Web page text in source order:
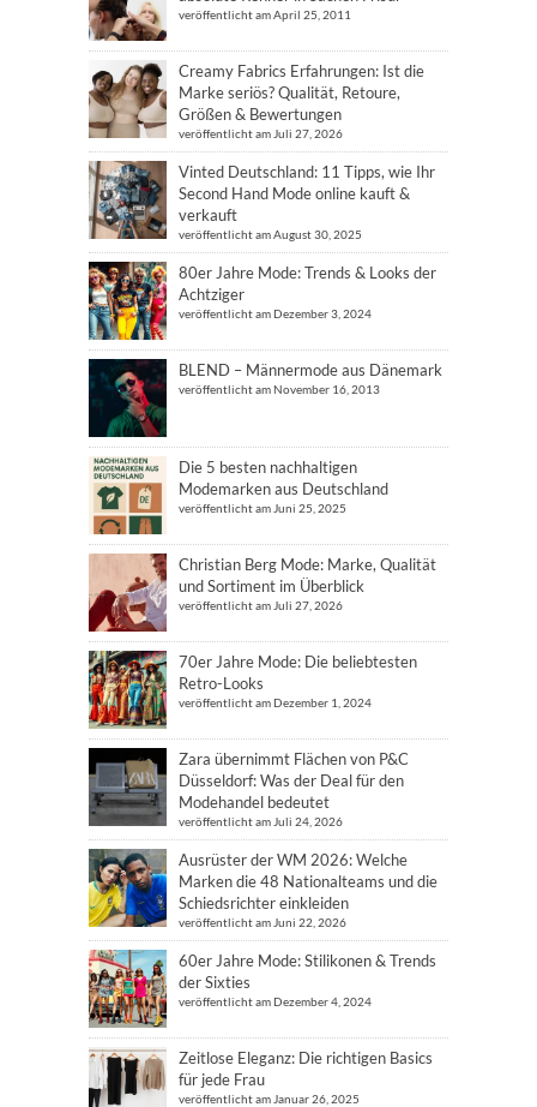
veröffentlicht am April 25, 2011
Creamy Fabrics Erfahrungen: Ist die
Marke seriös? Qualität, Retoure,
Größen & Bewertungen
veröffentlicht am Juli 27, 2026
Vinted Deutschland: 11 Tipps, wie Ihr
Second Hand Mode online kauft &
verkauft
veröffentlicht am August 30, 2025
80er Jahre Mode: Trends & Looks der
Achtziger
veröffentlicht am Dezember 3, 2024
BLEND – Männermode aus Dänemark
veröffentlicht am November 16, 2013
Die 5 besten nachhaltigen
Modemarken aus Deutschland
veröffentlicht am Juni 25, 2025
Christian Berg Mode: Marke, Qualität
und Sortiment im Überblick
veröffentlicht am Juli 27, 2026
70er Jahre Mode: Die beliebtesten
Retro-Looks
veröffentlicht am Dezember 1, 2024
Zara übernimmt Flächen von P&C
Düsseldorf: Was der Deal für den
Modehandel bedeutet
veröffentlicht am Juli 24, 2026
Ausrüster der WM 2026: Welche
Marken die 48 Nationalteams und die
Schiedsrichter einkleiden
veröffentlicht am Juni 22, 2026
60er Jahre Mode: Stilikonen & Trends
der Sixties
veröffentlicht am Dezember 4, 2024
Zeitlose Eleganz: Die richtigen Basics
für jede Frau
veröffentlicht am Januar 26, 2025